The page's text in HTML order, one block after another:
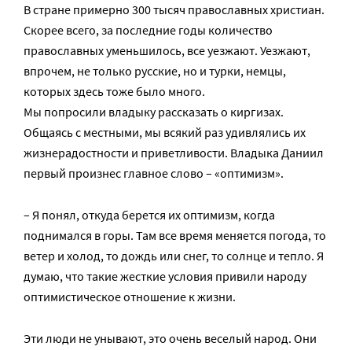
В стране примерно 300 тысяч православных христиан.
Скорее всего, за последние годы количество
православных уменьшилось, все уезжают. Уезжают,
впрочем, не только русские, но и турки, немцы,
которых здесь тоже было много.
Мы попросили владыку рассказать о киргизах.
Общаясь с местными, мы всякий раз удивлялись их
жизнерадостности и приветливости. Владыка Даниил
первый произнес главное слово – «оптимизм».
– Я понял, откуда берется их оптимизм, когда
поднимался в горы. Там все время меняется погода, то
ветер и холод, то дождь или снег, то солнце и тепло. Я
думаю, что такие жесткие условия привили народу
оптимистическое отношение к жизни.
Эти люди не унывают, это очень веселый народ. Они